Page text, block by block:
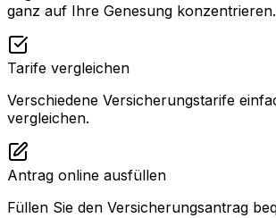
ganz auf Ihre Genesung konzentrieren.
Tarife vergleichen
Verschiedene Versicherungstarife
vergleichen.
Antrag online ausfüllen
Füllen Sie den Versicherungsantrag